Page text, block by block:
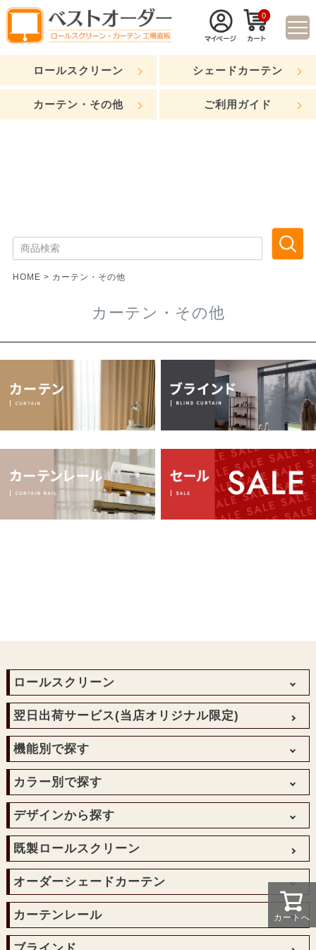
0
ロールスクリーン シェードカーテン
カーテン・その他 ご利用ガイド
HOME カーテン・その他
カーテン・その他
カートへ
ロールスクリーン
防炎遮光ロールスクリーン
遮光遮熱ロールスクリーン
和風ロールスクリーン
防炎ロールスクリーン
透明ロールスクリーン
転写オリジナルプリントロールスクリーン
ロールスクリーン手作りメカキット
アウトレットロールスクリーン
TOSO
ニチベイ
翌日出荷サービス(当店オリジナル限定)
機能別で探す
遮光
非遮光
防炎
透明
抗菌・消臭
ウォッシャブル
広幅対応
カラー別で探す
レッド・ピンク
イエロー・オレンジ
グリーン・ブルー
ホワイト
ブラック・グレー
ベージュ・ブラウン
デザインから探す
無地
デザイン
既製ロールスクリーン
オーダーシェードカーテン
プレーンシェードカーテン
ダブルシェードカーテン
カーテンレール
伸縮カーテンレール